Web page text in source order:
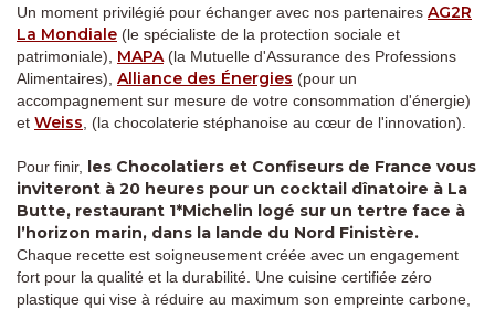
Un moment privilégié pour échanger avec nos partenaires AG2R
La Mondiale (le spécialiste de la protection sociale et
patrimoniale), MAPA (la Mutuelle d'Assurance des Professions
Alimentaires), Alliance des Énergies (pour un
accompagnement sur mesure de votre consommation d'énergie)
et Weiss , (la chocolaterie stéphanoise au cœur de l'innovation).
Pour finir, les Chocolatiers et Confiseurs de France vous
inviteront à 20 heures pour un cocktail dînatoire à La
Butte, restaurant 1*Michelin logé sur un tertre face à
l’horizon marin, dans la lande du Nord Finistère.
Chaque recette est soigneusement créée avec un engagement
fort pour la qualité et la durabilité. Une cuisine certifiée zéro
plastique qui vise à réduire au maximum son empreinte carbone,